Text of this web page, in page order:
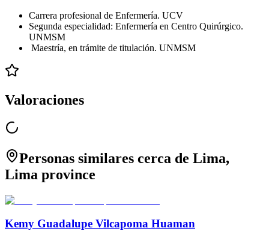
Carrera profesional de Enfermería. UCV
Segunda especialidad: Enfermería en Centro Quirúrgico.
UNMSM
Maestría, en trámite de titulación. UNMSM
Valoraciones
Personas similares cerca de Lima,
Lima province
Kemy Guadalupe Vilcapoma Huaman